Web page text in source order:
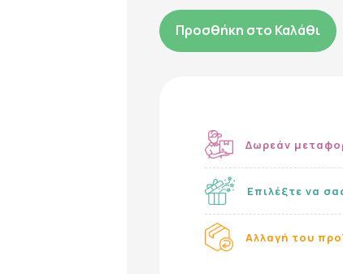
Προσθήκη στο Καλάθι
Δωρεάν
Επιλέξτε να
Αλλαγή του